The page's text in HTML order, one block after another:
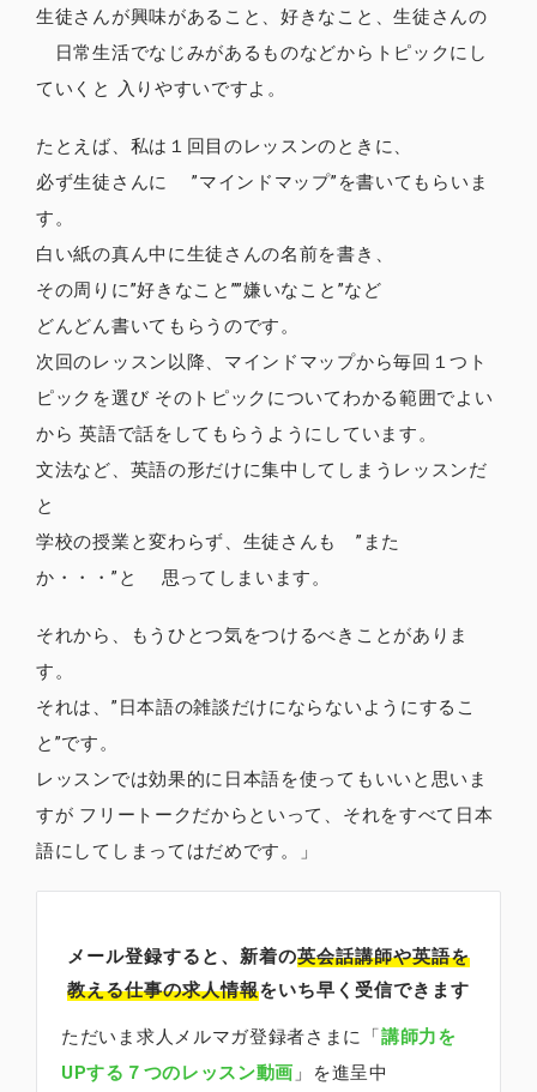
生徒さんが興味があること、好きなこと、生徒さんの
日常生活でなじみがあるものなどからトピックにし
ていくと 入りやすいですよ。
たとえば、私は１回目のレッスンのときに、
必ず生徒さんに ”マインドマップ”を書いてもらいま
す。
白い紙の真ん中に生徒さんの名前を書き、
その周りに”好きなこと””嫌いなこと”など
どんどん書いてもらうのです。
次回のレッスン以降、マインドマップから毎回１つト
ピックを選び そのトピックについてわかる範囲でよい
から 英語で話をしてもらうようにしています。
文法など、英語の形だけに集中してしまうレッスンだ
と
学校の授業と変わらず、生徒さんも ”また
か・・・”と 思ってしまいます。
それから、もうひとつ気をつけるべきことがありま
す。
それは、”日本語の雑談だけにならないようにするこ
と”です。
レッスンでは効果的に日本語を使ってもいいと思いま
すが フリートークだからといって、それをすべて日本
語にしてしまってはだめです。」
メール登録すると、新着の英会話講師や英語を
教える仕事の求人情報をいち早く受信できます
ただいま求人メルマガ登録者さまに「講師力を
UPする７つのレッスン動画 」を進呈中